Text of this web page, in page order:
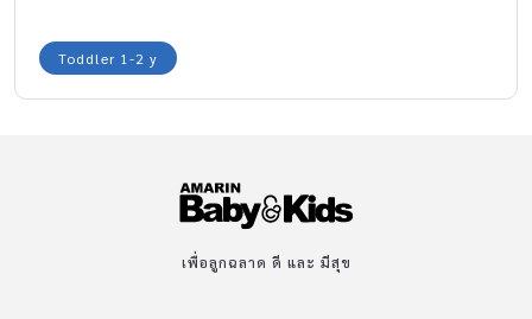
Toddler 1-2 y
เพื่อลูกฉลาด ดี และ มีสุข